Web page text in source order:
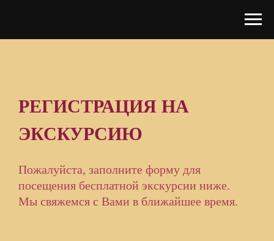
РЕГИСТРАЦИЯ НА
ЭКСКУРСИЮ
Пожалуйста, заполните форму для
посещения бесплатной экскурсии ниже.
Мы свяжемся с Вами в ближайшее время.